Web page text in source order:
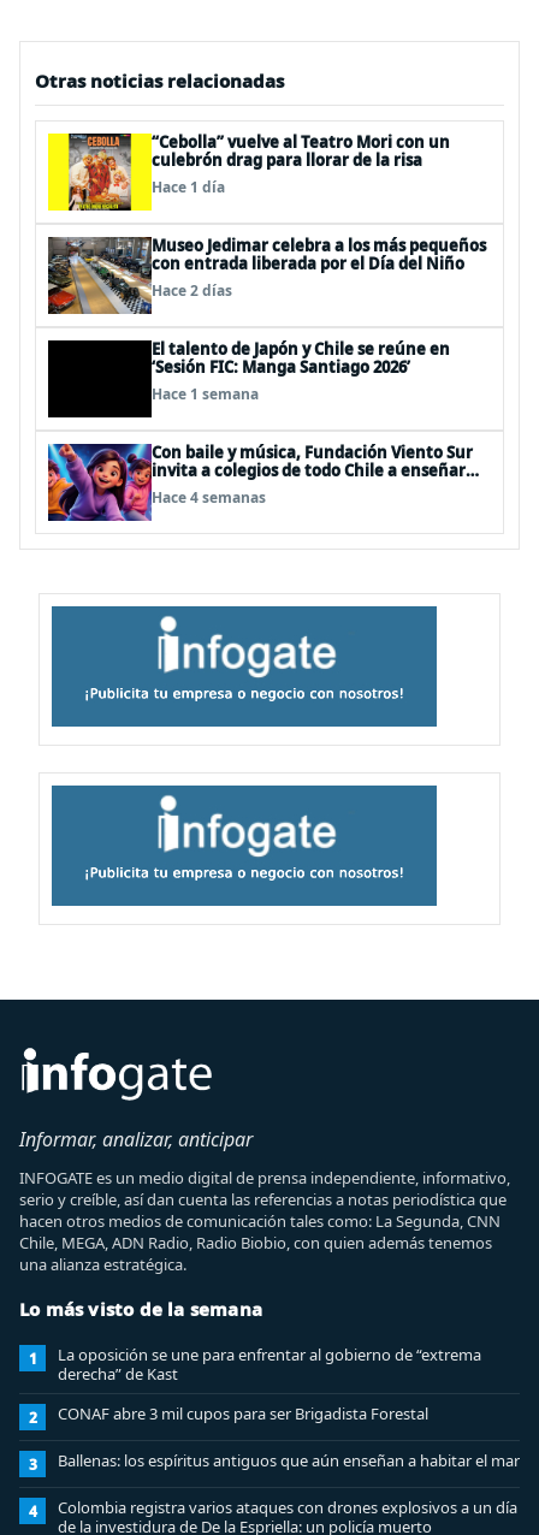
Otras noticias relacionadas
“Cebolla” vuelve al Teatro Mori con un
culebrón drag para llorar de la risa
Hace 1 día
Museo Jedimar celebra a los más pequeños
con entrada liberada por el Día del Niño
Hace 2 días
El talento de Japón y Chile se reúne en
‘Sesión FIC: Manga Santiago 2026’
Hace 1 semana
Con baile y música, Fundación Viento Sur
invita a colegios de todo Chile a enseñar
autocuidado a los más pequeños
Hace 4 semanas
Informar, analizar, anticipar
INFOGATE es un medio digital de prensa independiente, informativo,
serio y creíble, así dan cuenta las referencias a notas periodística que
hacen otros medios de comunicación tales como: La Segunda, CNN
Chile, MEGA, ADN Radio, Radio Biobio, con quien además tenemos
una alianza estratégica.
Lo más visto de la semana
1
La oposición se une para enfrentar al gobierno de “extrema
derecha” de Kast
2 CONAF abre 3 mil cupos para ser Brigadista Forestal
3 Ballenas: los espíritus antiguos que aún enseñan a habitar el mar
4
Colombia registra varios ataques con drones explosivos a un día
de la investidura de De la Espriella: un policía muerto